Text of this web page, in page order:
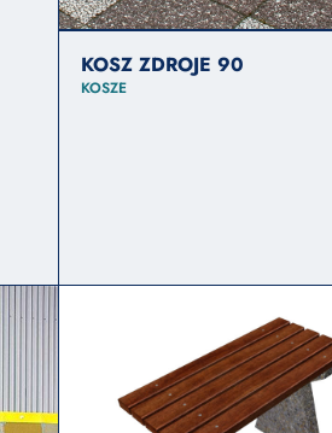
KOSZ ZDROJE 90
KOSZE